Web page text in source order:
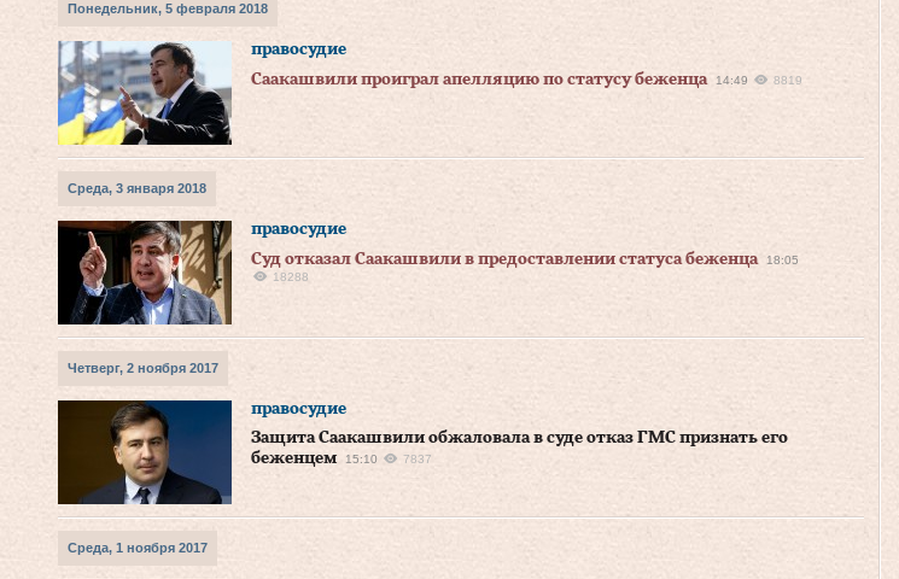
Понедельник, 5 февраля 2018
правосудие
Саакашвили проиграл апелляцию по статусу беженца
14:49 8819
Среда, 3 января 2018
правосудие
Суд отказал Саакашвили в предоставлении статуса беженца
18:05
18288
Четверг, 2 ноября 2017
правосудие
Защита Саакашвили обжаловала в суде отказ ГМС признать его
беженцем
15:10 7837
Среда, 1 ноября 2017